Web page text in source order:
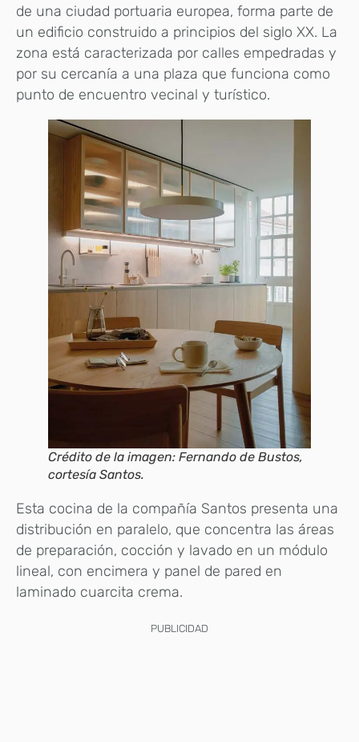
de una ciudad portuaria europea, forma parte de
un edificio construido a principios del siglo XX. La
zona está caracterizada por calles empedradas y
por su cercanía a una plaza que funciona como
punto de encuentro vecinal y turístico.
Crédito de la imagen: Fernando de Bustos,
cortesía Santos.
Esta cocina de la compañía Santos presenta una
distribución en paralelo, que concentra las áreas
de preparación, cocción y lavado en un módulo
lineal, con encimera y panel de pared en
laminado cuarcita crema.
PUBLICIDAD